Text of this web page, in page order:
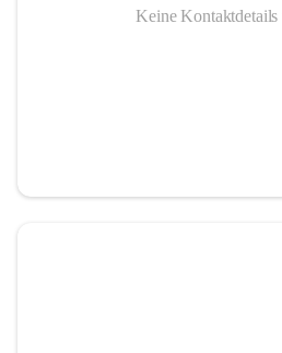
Keine Kontaktdetails